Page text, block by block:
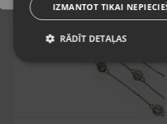
IZMANTOT TIKAI
RĀDĪT DETAĻAS